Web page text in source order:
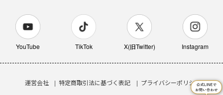
YouTube TikTok X(旧Twitter) Instagram
運営会社 特定商取引法に基づく表記
プライバシーポリシー